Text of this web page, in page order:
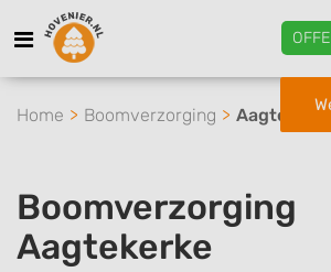
Home Boomverzorging
Boomverzorging
Aagtekerke